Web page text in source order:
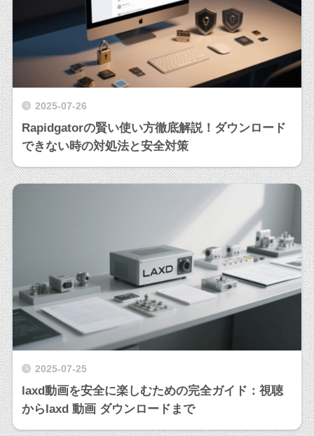
2025-07-26
Rapidgatorの賢い使い方徹底解説！ダウンロード
できない時の対処法と安全対策
2025-07-25
laxd動画を安全に楽しむための完全ガイド：視聴
からlaxd 動画 ダウンロードまで